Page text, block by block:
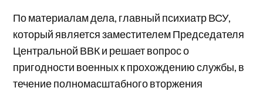
По материалам дела, главный психиатр ВСУ,
который является заместителем Председателя
Центральной ВВК и решает вопрос о
пригодности военных к прохождению службы, в
течение полномасштабного вторжения